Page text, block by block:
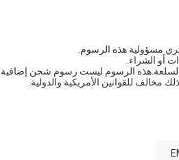
مسؤولية هذه الرسوم.
أو الشراء.
السلعة.هذه الرسوم ليست رسوم شحن إضافية.
مخالف للقوانين الأمريكية والدولية.